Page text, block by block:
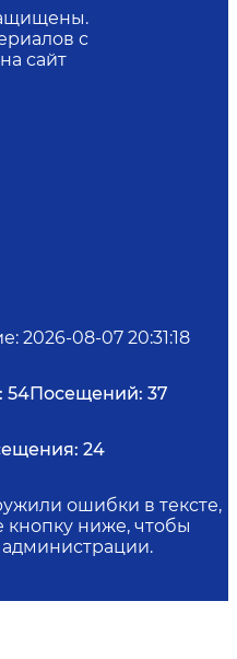
с
сайт
: 2026-08-07 20:31:18
54Посещений: 37
24
ошибки в тексте,
кнопку ниже, чтобы